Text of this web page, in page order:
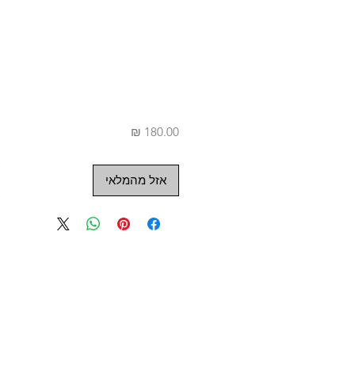
אזל מהמלאי